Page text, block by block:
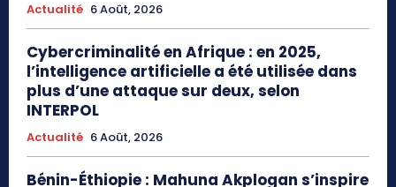
Actualité 6 Août, 2026
Cybercriminalité en Afrique : en 2025,
l’intelligence artificielle a été utilisée dans
plus d’une attaque sur deux, selon
INTERPOL
Actualité 6 Août, 2026
Bénin-Éthiopie : Mahuna Akplogan s’inspire